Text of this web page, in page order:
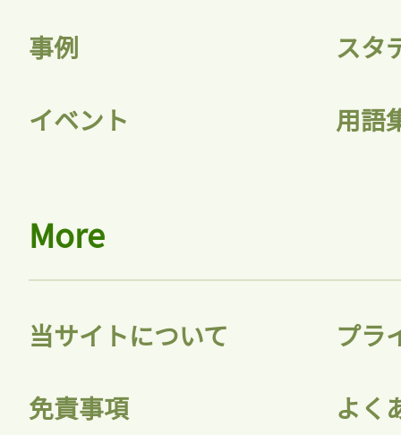
事例 スタ
イベント 用語
More
当サイトについて プラ
免責事項 よく